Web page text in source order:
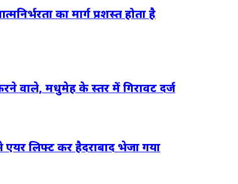
का मार्ग प्रशस्त होता है
वाले, मधुमेह के स्तर में गिरावट दर्ज
लिफ्ट कर हैदराबाद भेजा गया